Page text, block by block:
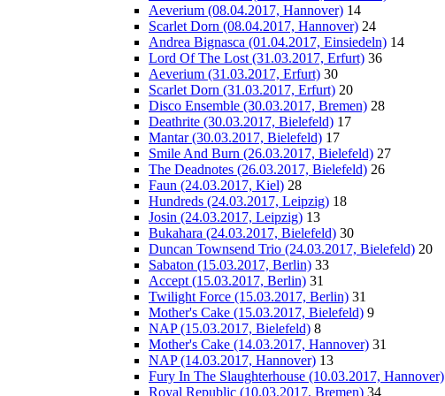
Aeverium (08.04.2017, Hannover) 14
Scarlet Dorn (08.04.2017, Hannover) 24
Andrea Bignasca (01.04.2017, Einsiedeln) 14
Lord Of The Lost (31.03.2017, Erfurt) 36
Aeverium (31.03.2017, Erfurt) 30
Scarlet Dorn (31.03.2017, Erfurt) 20
Disco Ensemble (30.03.2017, Bremen) 28
Deathrite (30.03.2017, Bielefeld) 17
Mantar (30.03.2017, Bielefeld) 17
Smile And Burn (26.03.2017, Bielefeld) 27
The Deadnotes (26.03.2017, Bielefeld) 26
Faun (24.03.2017, Kiel) 28
Hundreds (24.03.2017, Leipzig) 18
Josin (24.03.2017, Leipzig) 13
Bukahara (24.03.2017, Bielefeld) 30
Duncan Townsend Trio (24.03.2017, Bielefeld) 20
Sabaton (15.03.2017, Berlin) 33
Accept (15.03.2017, Berlin) 31
Twilight Force (15.03.2017, Berlin) 31
Mother's Cake (15.03.2017, Bielefeld) 9
NAP (15.03.2017, Bielefeld) 8
Mother's Cake (14.03.2017, Hannover) 31
NAP (14.03.2017, Hannover) 13
Fury In The Slaughterhouse (10.03.2017, Hannover)
Royal Republic (10.03.2017, Bremen) 34